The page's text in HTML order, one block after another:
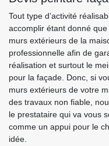
Tout type d’activité
accomplir étant donné
murs extérieurs de la
professionnelle afin de
réalisation et surtout le
pour la façade. Donc, si
murs extérieurs de votre
des travaux non fiable,
le prestataire qui va vous
comme un appui pour le
idée.